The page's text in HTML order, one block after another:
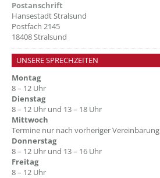
Postanschrift
Hansestadt Stralsund
Postfach 2145
18408 Stralsund
UNSERE SPRECHZEITEN
Montag
8 – 12 Uhr
Dienstag
8 – 12 Uhr und 13 – 18 Uhr
Mittwoch
Termine nur nach vorheriger Vereinbarung
Donnerstag
8 – 12 Uhr und 13 – 16 Uhr
Freitag
8 – 12 Uhr